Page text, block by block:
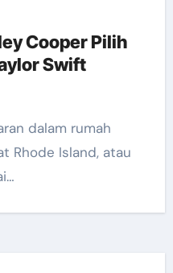
Cooper Pilih
Swift
Rhode Island, atau